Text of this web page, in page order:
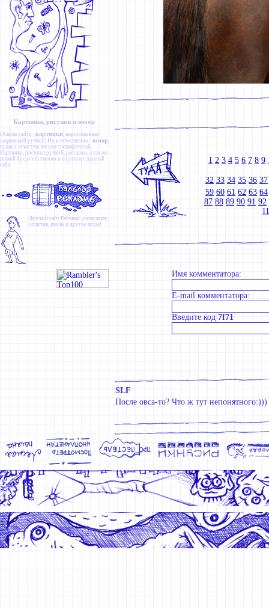
Картинки, рисунки и юмор
Основа сайта - картинки , нарисованные
шариковой ручкой. Ну и естественно - юмор ,
правда зачастую весьма специфичный.
Картинки, рисунки ручкой, рассказы, а так же
всякий бред собственно и образуют данный
сайт.
Детский сайт Ребзики: раскраски,
отличия, пазлы и другие игры!
1 2 3 4 5 6 7 8 9
32 33 34 35 36 37
59 60 61 62 63 64
87 88 89 90 91 92
Имя комментатора:
E-mail комментатора:
Введите код 7f71
SLF
После овса-то? Что ж тут непонятного:)))